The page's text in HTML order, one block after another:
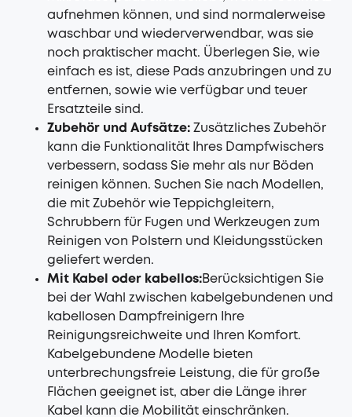
aufnehmen können, und sind normalerweise
waschbar und wiederverwendbar, was sie
noch praktischer macht. Überlegen Sie, wie
einfach es ist, diese Pads anzubringen und zu
entfernen, sowie wie verfügbar und teuer
Ersatzteile sind.
Zubehör und Aufsätze: Zusätzliches Zubehör
kann die Funktionalität Ihres Dampfwischers
verbessern, sodass Sie mehr als nur Böden
reinigen können. Suchen Sie nach Modellen,
die mit Zubehör wie Teppichgleitern,
Schrubbern für Fugen und Werkzeugen zum
Reinigen von Polstern und Kleidungsstücken
geliefert werden.
Mit Kabel oder kabellos: Berücksichtigen Sie
bei der Wahl zwischen kabelgebundenen und
kabellosen Dampfreinigern Ihre
Reinigungsreichweite und Ihren Komfort.
Kabelgebundene Modelle bieten
unterbrechungsfreie Leistung, die für große
Flächen geeignet ist, aber die Länge ihrer
Kabel kann die Mobilität einschränken.